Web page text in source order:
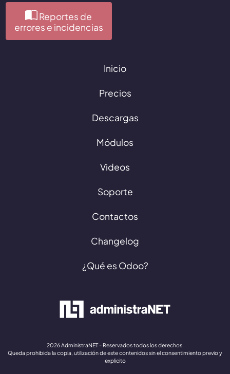
Reportes de
errores e incidencias
Inicio
Precios
Descargas
Módulos
Videos
Soporte
Contactos
Changelog
¿Qué es Odoo?
2026 AdministraNET - Reservados todos los derechos.
Queda prohibida la copia, utilización de este contenidos sin el consentimiento previo y
explicito